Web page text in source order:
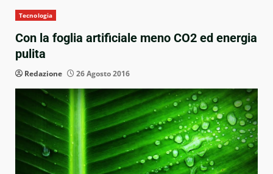
Tecnologia
Con la foglia artificiale meno CO2 ed energia
pulita
Redazione 26 Agosto 2016